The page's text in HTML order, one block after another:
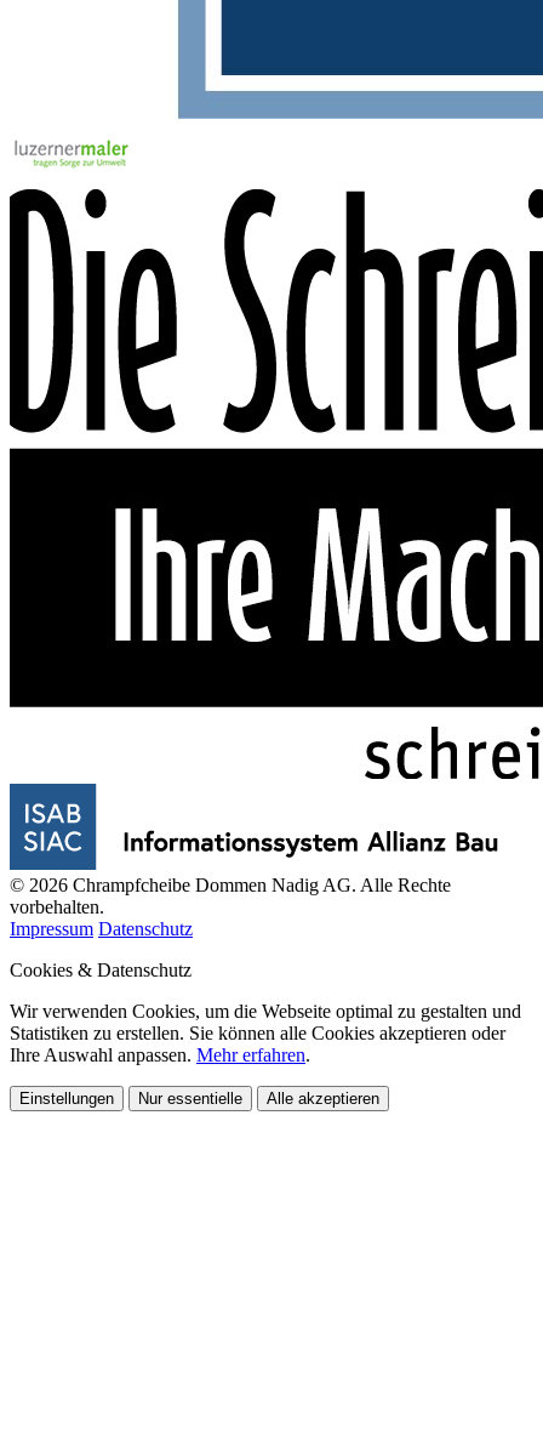
© 2026 Chrampfcheibe Dommen Nadig AG. Alle Rechte
vorbehalten.
Impressum Datenschutz
Cookies & Datenschutz
Wir verwenden Cookies, um die Webseite optimal zu gestalten und
Statistiken zu erstellen. Sie können alle Cookies akzeptieren oder
Ihre Auswahl anpassen. Mehr erfahren.
Einstellungen Nur essentielle Alle akzeptieren